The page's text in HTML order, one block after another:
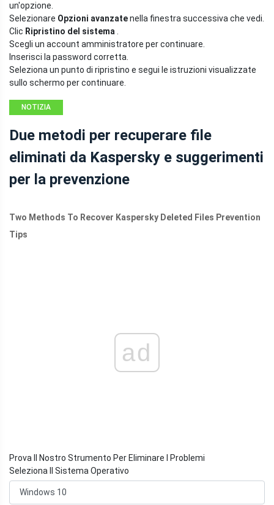
un'opzione.
Selezionare Opzioni avanzatenella finestra successiva che vedi.
Clic Ripristino del sistema.
Scegli un account amministratore per continuare.
Inserisci la password corretta.
Seleziona un punto di ripristino e segui le istruzioni visualizzate
sullo schermo per continuare.
NOTIZIA
Due metodi per recuperare file
eliminati da Kaspersky e suggerimenti
per la prevenzione
Two Methods To Recover Kaspersky Deleted Files Prevention
Tips
ad
Prova Il Nostro Strumento Per Eliminare I Problemi
Seleziona Il Sistema Operativo